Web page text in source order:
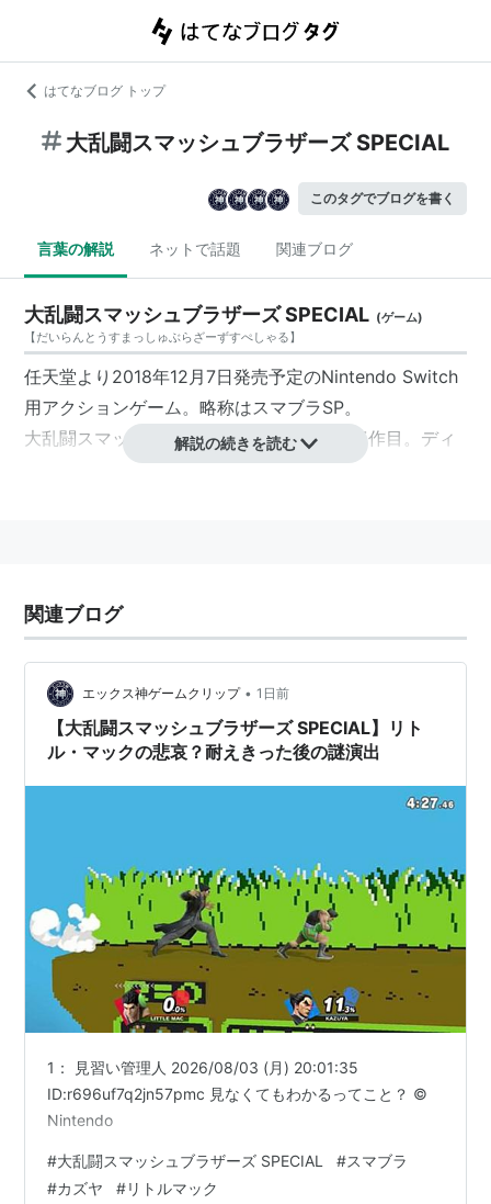
はてなブログ トップ
大乱闘スマッシュブラザーズ SPECIAL
このタグでブログを書く
言葉の解説 ネットで話題 関連ブログ
大乱闘スマッシュブラザーズ SPECIAL (ゲーム)
【だいらんとうすまっしゅぶらざーずすぺしゃる】
任天堂より2018年12月7日発売予定のNintendo Switch
用アクションゲーム。略称はスマブラSP。
大乱闘スマッシュブラザーズシリーズの第5作目。ディ
レクターは有限会社ソラの桜井政博。開発は前作『
ッド・スネークやポケモントレーナー、こどもリンク、
DLCとして配信されていたミュウツーやベヨネッタ、リ
ュウやクラウド・ストライフなども続投。さらに新規フ
ァイターとして『Splatoon』からインクリング、メト
として、デイジーの参戦も決
既存のキャラクターについても、リンクが『ゼルダの伝
説 ブレス オブ ザ ワイルド』に準拠した衣装と技を使
用し、ガノンドロフが肉弾攻撃だけでなく本格的に剣を
使って戦うようになるなどの刷新が行われている。
ゲームシステム面では、ゲームスピードのアップ、ジャ
ストシールドは"ボタンを押した直後"からボタンを"離し
た直後"に判定タイミングを変更、空中回避での移動距
離アップなど、よりテクニカルな面が押し出されてい
る。現在スコア1位のファイターは定期的に光るように
なり視覚的に1位を確認しやすくなったり、1vs1の状況
解説の続きを読む
関連ブログ
エックス神ゲームクリップ • 1日前
【大乱闘スマッシュブラザーズ SPECIAL】リト
ル・マックの悲哀？耐えきった後の謎演出
1： 見習い管理人 2026/08/03 (月) 20:01:35
ID:r696uf7q2jn57pmc 見なくてもわかるってこと？ ©
Nintendo
#大乱闘スマッシュブラザーズ SPECIAL #スマブラ
#カズヤ #リトルマック